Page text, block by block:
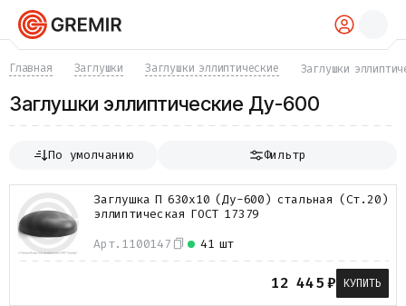
Трубы
Хомуты
Фланцы
Переходы
Тройники
Заглушки
Задвижки
Краны
Главная Заглушки Заглушки эллиптические Заглушки
Заглушки эллиптические Ду-600
По умолчанию Фильтр
Арт. 1100147 41 шт
Заглушка П 630х10 (Ду-600) стальная (Ст.20)
эллиптическая ГОСТ 17379
12 445₽ КУПИТЬ